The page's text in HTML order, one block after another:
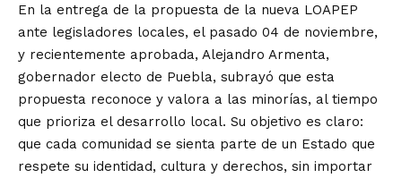
En la entrega de la propuesta de la nueva LOAPEP
ante legisladores locales, el pasado 04 de noviembre,
y recientemente aprobada, Alejandro Armenta,
gobernador electo de Puebla, subrayó que esta
propuesta reconoce y valora a las minorías, al tiempo
que prioriza el desarrollo local. Su objetivo es claro:
que cada comunidad se sienta parte de un Estado que
respete su identidad, cultura y derechos, sin importar